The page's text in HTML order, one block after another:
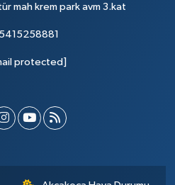
mah krem park avm 3.kat
protected]